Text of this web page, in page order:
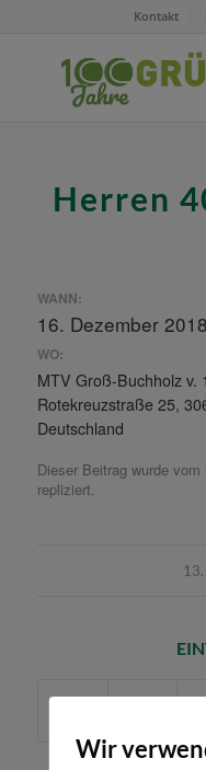
Kontakt
Herren
WANN:
16. Dezember
WO:
MTV Groß-Buchholz v.
Rotekreuzstraße 25,
Deutschland
Dieser Beitrag wurde vom
repliziert.
Wir